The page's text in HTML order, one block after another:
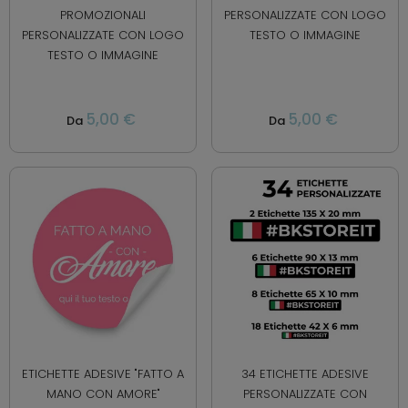
PROMOZIONALI
PERSONALIZZATE CON LOGO
TESTO O IMMAGINE
Da 5,00 €
PERSONALIZZATE CON LOGO
TESTO O IMMAGINE
Da 5,00 €
ETICHETTE ADESIVE "FATTO A
MANO CON AMORE"
34 ETICHETTE ADESIVE
PERSONALIZZATE CON